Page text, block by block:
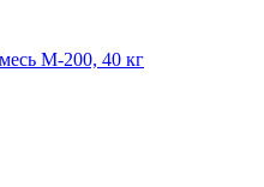
М-200, 40 кг